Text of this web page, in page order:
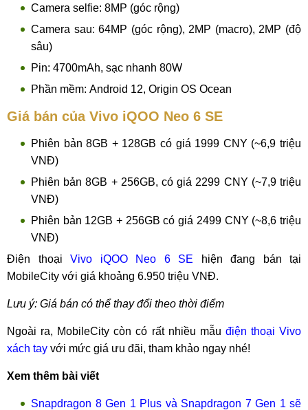
Camera selfie: 8MP (góc rộng)
Camera sau: 64MP (góc rộng), 2MP (macro), 2MP (độ
sâu)
Pin: 4700mAh, sạc nhanh 80W
Phần mềm: Android 12, Origin OS Ocean
Giá bán của Vivo iQOO Neo 6 SE
Phiên bản 8GB + 128GB có giá 1999 CNY (~6,9 triệu
VNĐ)
Phiên bản 8GB + 256GB, có giá 2299 CNY (~7,9 triệu
VNĐ)
Phiên bản 12GB + 256GB có giá 2499 CNY (~8,6 triệu
VNĐ)
Điện thoại Vivo iQOO Neo 6 SE hiện đang bán tại
MobileCity với giá khoảng 6.950 triệu VNĐ.
Lưu ý: Giá bán có thể thay đổi theo thời điểm
Ngoài ra, MobileCity còn có rất nhiều mẫu điện thoại Vivo
xách tay với mức giá ưu đãi, tham khảo ngay nhé!
Xem thêm bài viết
Snapdragon 8 Gen 1 Plus và Snapdragon 7 Gen 1 sẽ